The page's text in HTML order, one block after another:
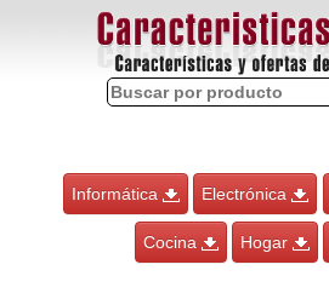
Informática Electrónica
Cocina Hogar